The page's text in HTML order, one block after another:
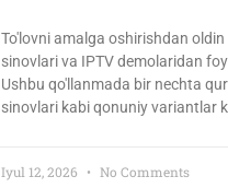
To'lovni amalga oshirishdan
sinovlari va IPTV demolaridan
Ushbu qo'llanmada bir nechta
sinovlari kabi qonuniy variantlar
Iyul 12, 2026 No Comments